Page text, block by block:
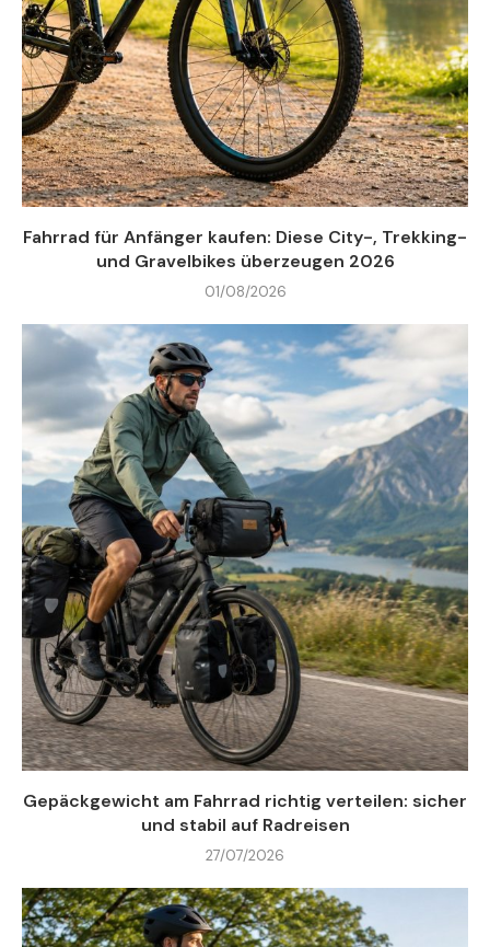
Fahrrad für Anfänger kaufen: Diese City-, Trekking-
und Gravelbikes überzeugen 2026
01/08/2026
Gepäckgewicht am Fahrrad richtig verteilen: sicher
und stabil auf Radreisen
27/07/2026